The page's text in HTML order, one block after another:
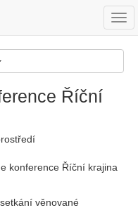
Říční
konference Říční krajina
věnované